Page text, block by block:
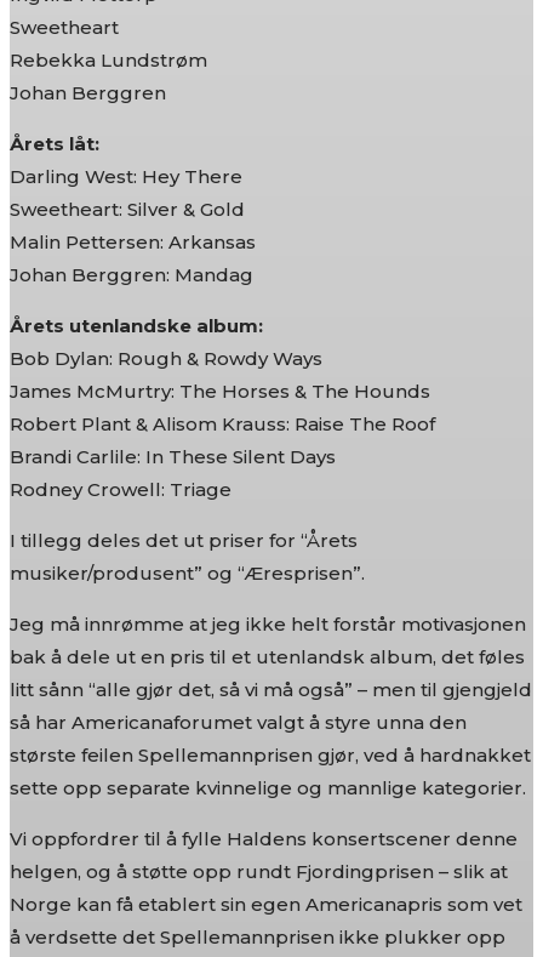
Sweetheart
Rebekka Lundstrøm
Johan Berggren
Årets låt:
Darling West: Hey There
Sweetheart: Silver & Gold
Malin Pettersen: Arkansas
Johan Berggren: Mandag
Årets utenlandske album:
Bob Dylan: Rough & Rowdy Ways
James McMurtry: The Horses & The Hounds
Robert Plant & Alisom Krauss: Raise The Roof
Brandi Carlile: In These Silent Days
Rodney Crowell: Triage
I tillegg deles det ut priser for “Årets
musiker/produsent” og “Æresprisen”.
Jeg må innrømme at jeg ikke helt forstår motivasjonen
bak å dele ut en pris til et utenlandsk album, det føles
litt sånn “alle gjør det, så vi må også” – men til gjengjeld
så har Americanaforumet valgt å styre unna den
største feilen Spellemannprisen gjør, ved å hardnakket
sette opp separate kvinnelige og mannlige kategorier.
Vi oppfordrer til å fylle Haldens konsertscener denne
helgen, og å støtte opp rundt Fjordingprisen – slik at
Norge kan få etablert sin egen Americanapris som vet
å verdsette det Spellemannprisen ikke plukker opp